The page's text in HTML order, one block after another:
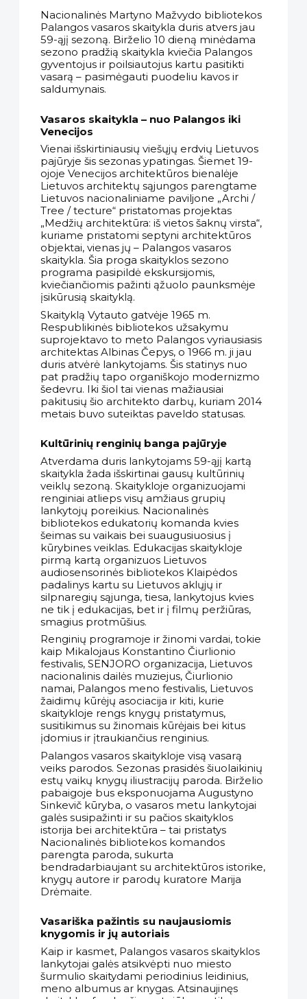
Nacionalinės Martyno Mažvydo bibliotekos
Palangos vasaros skaitykla duris atvers jau
59-ąjį sezoną. Birželio 10 dieną minėdama
sezono pradžią skaitykla kviečia Palangos
gyventojus ir poilsiautojus kartu pasitikti
vasarą – pasimėgauti puodeliu kavos ir
saldumynais.
Vasaros skaitykla – nuo Palangos iki
Venecijos
Vienai išskirtiniausių viešųjų erdvių Lietuvos
pajūryje šis sezonas ypatingas. Šiemet 19-
ojoje Venecijos architektūros bienalėje
Lietuvos architektų sąjungos parengtame
Lietuvos nacionaliniame paviljone „Archi /
Tree / tecture“ pristatomas projektas
„Medžių architektūra: iš vietos šaknų virsta“,
kuriame pristatomi septyni architektūros
objektai, vienas jų – Palangos vasaros
skaitykla. Šia proga skaityklos sezono
programa pasipildė ekskursijomis,
kviečiančiomis pažinti ąžuolo paunksmėje
įsikūrusią skaityklą.
Skaityklą Vytauto gatvėje 1965 m.
Respublikinės bibliotekos užsakymu
suprojektavo to meto Palangos vyriausiasis
architektas Albinas Čepys, o 1966 m. ji jau
duris atvėrė lankytojams. Šis statinys nuo
pat pradžių tapo organiškojo modernizmo
šedevru. Iki šiol tai vienas mažiausiai
pakitusių šio architekto darbų, kuriam 2014
metais buvo suteiktas paveldo statusas.
Kultūrinių renginių banga pajūryje
Atverdama duris lankytojams 59-ąjį kartą
skaitykla žada išskirtinai gausų kultūrinių
veiklų sezoną. Skaitykloje organizuojami
renginiai atlieps visų amžiaus grupių
lankytojų poreikius. Nacionalinės
bibliotekos edukatorių komanda kvies
šeimas su vaikais bei suaugusiuosius į
kūrybines veiklas. Edukacijas skaitykloje
pirmą kartą organizuos Lietuvos
audiosensorinės bibliotekos Klaipėdos
padalinys kartu su Lietuvos aklųjų ir
silpnaregių sąjunga, tiesa, lankytojus kvies
ne tik į edukacijas, bet ir į filmų peržiūras,
smagius protmūšius.
Renginių programoje ir žinomi vardai, tokie
kaip Mikalojaus Konstantino Čiurlionio
festivalis, SENJORO organizacija, Lietuvos
nacionalinis dailės muziejus, Čiurlionio
namai, Palangos meno festivalis, Lietuvos
žaidimų kūrėjų asociacija ir kiti, kurie
skaitykloje rengs knygų pristatymus,
susitikimus su žinomais kūrėjais bei kitus
įdomius ir įtraukiančius renginius.
Palangos vasaros skaitykloje visą vasarą
veiks parodos. Sezonas prasidės šiuolaikinių
estų vaikų knygų iliustracijų paroda. Birželio
pabaigoje bus eksponuojama Augustyno
Sinkevič kūryba, o vasaros metu lankytojai
galės susipažinti ir su pačios skaityklos
istorija bei architektūra – tai pristatys
Nacionalinės bibliotekos komandos
parengta paroda, sukurta
bendradarbiaujant su architektūros istorike,
knygų autore ir parodų kuratore Marija
Drėmaite.
Vasariška pažintis su naujausiomis
knygomis ir jų autoriais
Kaip ir kasmet, Palangos vasaros skaityklos
lankytojai galės atsikvėpti nuo miesto
šurmulio skaitydami periodinius leidinius,
meno albumus ar knygas. Atsinaujinęs